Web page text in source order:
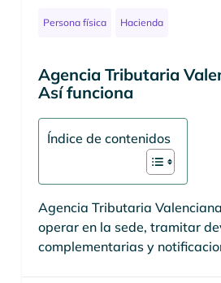
Persona física Hacienda
Agencia Tributaria
Así funciona
Índice de contenidos
Agencia Tributaria
operar en la sede, tramitar
complementarias y